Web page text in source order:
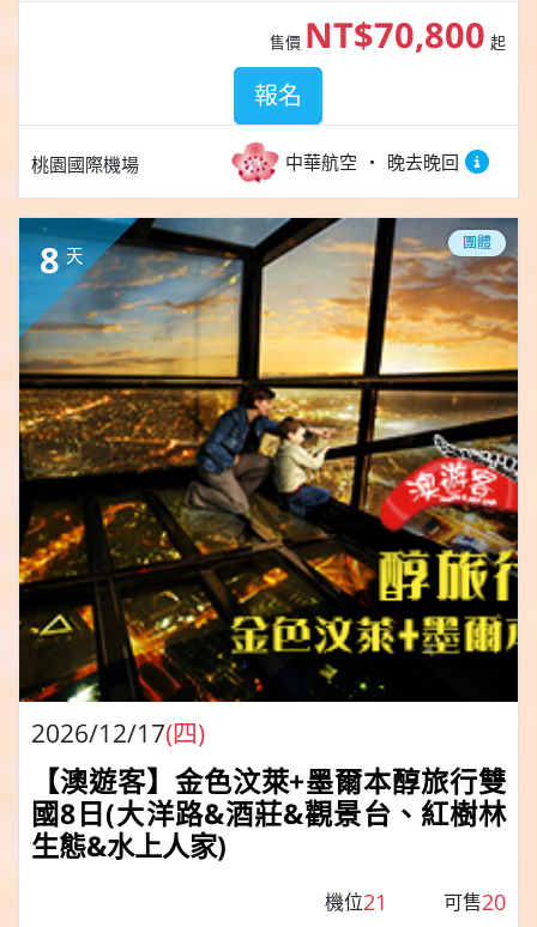
桃園國際機場 中華航空 晚去晚回
售價 NT$70,800 起
報名
8 天
團體
2026/12/17(四)
【澳遊客】金色汶萊+墨爾本醇旅行雙
國8日(大洋路&酒莊&觀景台、紅樹林
生態&水上人家)
機位21 可售20